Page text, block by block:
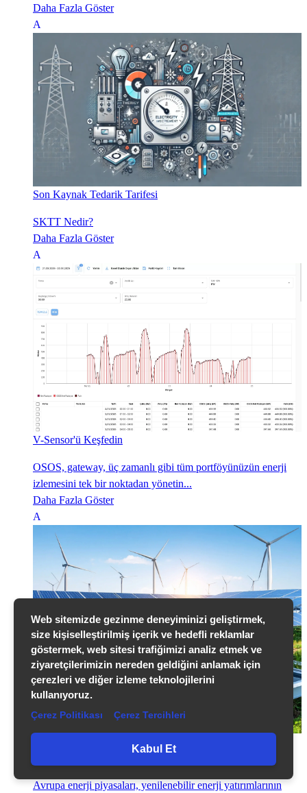
Daha Fazla Göster
Son Kaynak Tedarik Tarifesi
SKTT Nedir?
Daha Fazla Göster
V-Sensor'ü Keşfedin
OSOS, gateway, üç zamanlı gibi tüm portföyünüzün enerji
izlemesini tek bir noktadan yönetin...
Daha Fazla Göster
Yenilenebilir Enerji Santrallerinde Verimlilik Artışı: GES
Avrupa enerji piyasaları, yenilenebilir enerji yatırımlarının
Web sitemizde gezinme deneyiminizi geliştirmek,
size kişiselleştirilmiş içerik ve hedefli reklamlar
göstermek, web sitesi trafiğimizi analiz etmek ve
ziyaretçilerimizin nereden geldiğini anlamak için
çerezleri ve diğer izleme teknolojilerini
kullanıyoruz.
Çerez Politikası Çerez Tercihleri
Kabul Et